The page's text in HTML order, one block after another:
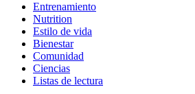
Entrenamiento
Nutrition
Estilo de vida
Bienestar
Comunidad
Ciencias
Listas de lectura